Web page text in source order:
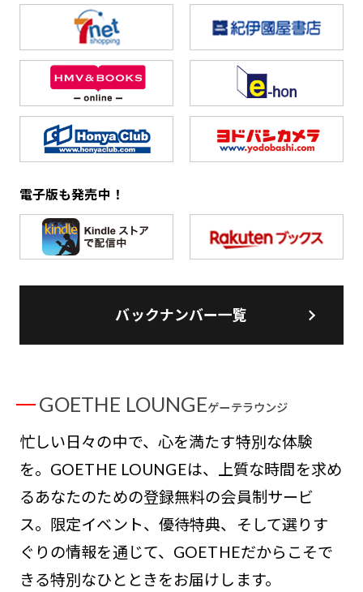
電子版も発売中！
バックナンバー一覧
GOETHE LOUNGEゲーテラウンジ
忙しい日々の中で、心を満たす特別な体験
を。GOETHE LOUNGEは、上質な時間を求め
るあなたのための登録無料の会員制サービ
ス。限定イベント、優待特典、そして選りす
ぐりの情報を通じて、GOETHEだからこそで
きる特別なひとときをお届けします。